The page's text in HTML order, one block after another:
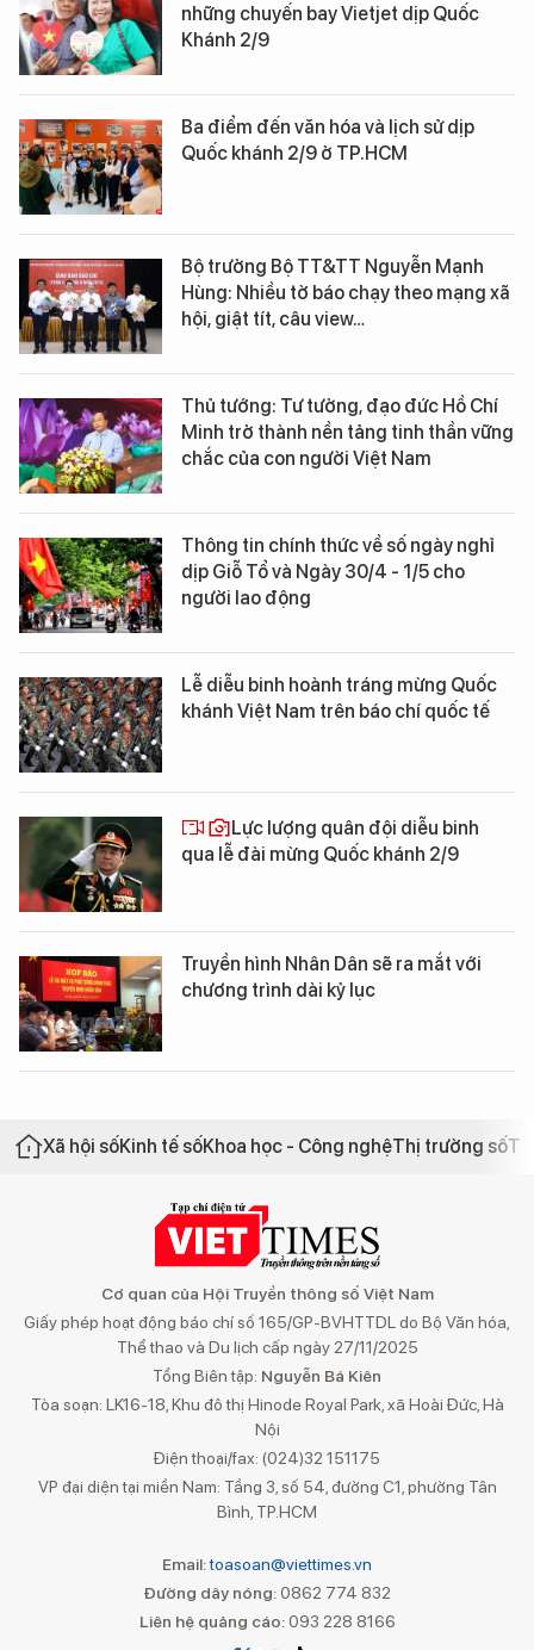
những chuyến bay Vietjet dịp Quốc
Khánh 2/9
Ba điểm đến văn hóa và lịch sử dịp
Quốc khánh 2/9 ở TP.HCM
Bộ trưởng Bộ TT&TT Nguyễn Mạnh
Hùng: Nhiều tờ báo chạy theo mạng xã
hội, giật tít, câu view…
Thủ tướng: Tư tưởng, đạo đức Hồ Chí
Minh trở thành nền tảng tinh thần vững
chắc của con người Việt Nam
Thông tin chính thức về số ngày nghỉ
dịp Giỗ Tổ và Ngày 30/4 - 1/5 cho
người lao động
Lễ diễu binh hoành tráng mừng Quốc
khánh Việt Nam trên báo chí quốc tế
Lực lượng quân đội diễu binh
qua lễ đài mừng Quốc khánh 2/9
Truyền hình Nhân Dân sẽ ra mắt với
chương trình dài kỷ lục
Xã hội sốKinh tế sốKhoa học - Công nghệThị trường số
Cơ quan của Hội Truyền thông số Việt Nam
Giấy phép hoạt động báo chí số 165/GP-BVHTTDL do Bộ Văn hóa,
Thể thao và Du lịch cấp ngày 27/11/2025
Tổng Biên tập: Nguyễn Bá Kiên
Tòa soạn: LK16-18, Khu đô thị Hinode Royal Park, xã Hoài Đức, Hà
Nội
Điện thoại/fax: (024)32 151175
VP đại diện tại miền Nam: Tầng 3, số 54, đường C1, phường Tân
Bình, TP.HCM
Email:toasoan@viettimes.vn
Đường dây nóng: 0862 774 832
Liên hệ quảng cáo:093 228 8166